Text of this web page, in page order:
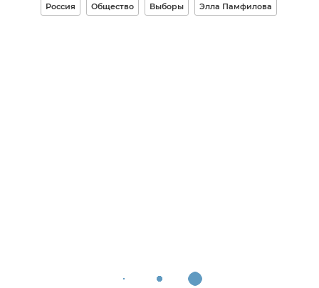
Россия Общество Выборы Элла Памфилова